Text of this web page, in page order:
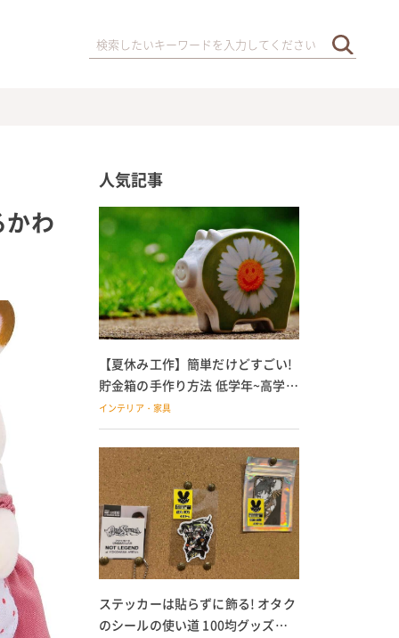
わ
人気記事
【夏休み工作】簡単だけどすごい!
貯金箱の手作り方法 低学年~高学年
の子どもにも
インテリア・家具
ステッカーは貼らずに飾る! オタク
のシールの使い道 100均グッズで